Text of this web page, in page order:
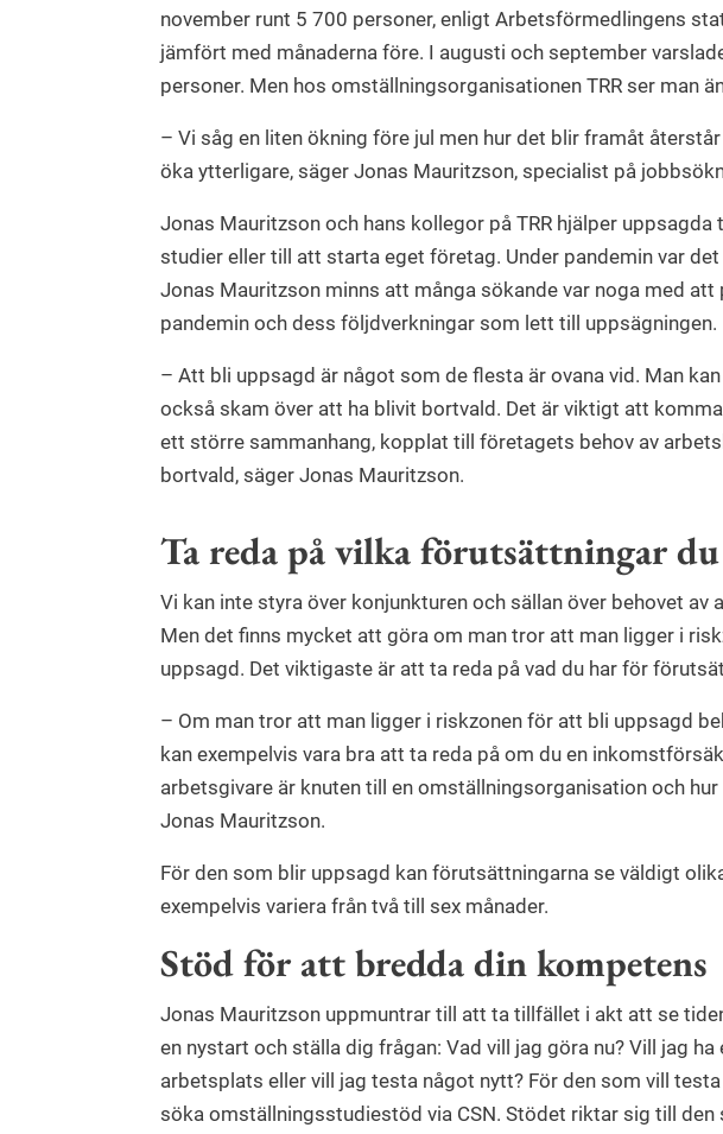
november runt 5 700 personer, enligt Arbetsförmedlingens
jämfört med månaderna före. I augusti och september
personer. Men hos omställningsorganisationen TRR ser man
– Vi såg en liten ökning före jul men hur det blir framåt
öka ytterligare, säger Jonas Mauritzson, specialist på
Jonas Mauritzson och hans kollegor på TRR hjälper
studier eller till att starta eget företag. Under pandemin var
Jonas Mauritzson minns att många sökande var noga med
pandemin och dess följdverkningar som lett till uppsägningen.
– Att bli uppsagd är något som de flesta är ovana vid. Man
också skam över att ha blivit bortvald. Det är viktigt att
ett större sammanhang, kopplat till företagets behov av
bortvald, säger Jonas Mauritzson.
Ta reda på vilka förutsättningar
Vi kan inte styra över konjunkturen och sällan över behovet
Men det finns mycket att göra om man tror att man ligger i
uppsagd. Det viktigaste är att ta reda på vad du har för
– Om man tror att man ligger i riskzonen för att bli uppsagd
kan exempelvis vara bra att ta reda på om du en
arbetsgivare är knuten till en omställningsorganisation och
Jonas Mauritzson.
För den som blir uppsagd kan förutsättningarna se väldigt
exempelvis variera från två till sex månader.
Stöd för att bredda din kompetens
Jonas Mauritzson uppmuntrar till att ta tillfället i akt att se
en nystart och ställa dig frågan: Vad vill jag göra nu? Vill jag
arbetsplats eller vill jag testa något nytt? För den som vill
söka omställningsstudiestöd via CSN. Stödet riktar sig till